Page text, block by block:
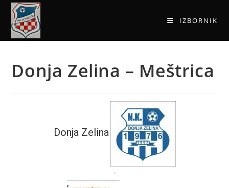
IZBORNIK
Donja Zelina – Meštrica
Donja Zelina
-